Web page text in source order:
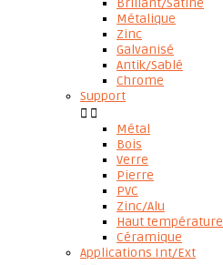
Brillant/Satiné
Métalique
Zinc
Galvanisé
Antik/Sablé
Chrome
Support
 
Métal
Bois
Verre
Pierre
PVC
Zinc/Alu
Haut température
Céramique
Applications Int/Ext